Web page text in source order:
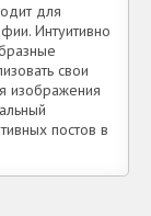
для
Интуитивно
свои
изображения
постов в